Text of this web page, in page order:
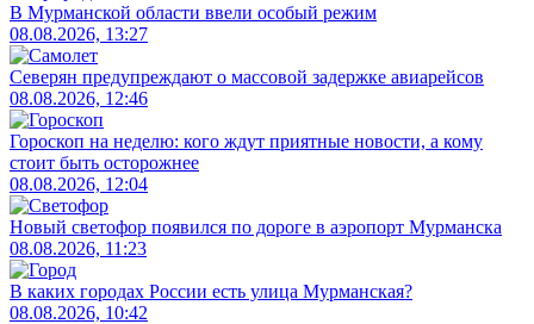
В Мурманской области ввели особый режим
08.08.2026, 13:27
Северян предупреждают о массовой задержке авиарейсов
08.08.2026, 12:46
Гороскоп на неделю: кого ждут приятные новости, а кому
стоит быть осторожнее
08.08.2026, 12:04
Новый светофор появился по дороге в аэропорт Мурманска
08.08.2026, 11:23
В каких городах России есть улица Мурманская?
08.08.2026, 10:42